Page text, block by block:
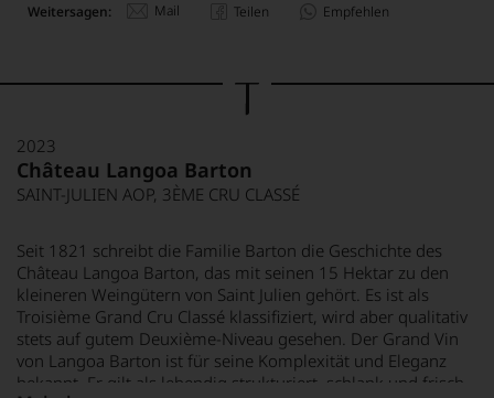
Weitersagen: Mail Teilen Empfehlen
2023
Château Langoa Barton
SAINT-JULIEN AOP, 3ÈME CRU CLASSÉ
Seit 1821 schreibt die Familie Barton die Geschichte des
Château Langoa Barton, das mit seinen 15 Hektar zu den
kleineren Weingütern von Saint Julien gehört. Es ist als
Troisième Grand Cru Classé klassifiziert, wird aber qualitativ
stets auf gutem Deuxième-Niveau gesehen. Der Grand Vin
von Langoa Barton ist für seine Komplexität und Eleganz
bekannt. Er gilt als lebendig strukturiert, schlank und frisch.